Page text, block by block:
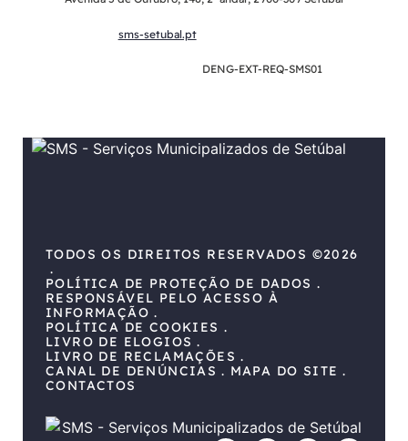
sms-setubal.pt
DENG-EXT-REQ-SMS01
TODOS OS DIREITOS RESERVADOS ©2026
POLÍTICA DE PROTEÇÃO DE DADOS
RESPONSÁVEL PELO ACESSO À
INFORMAÇÃO
POLÍTICA DE COOKIES
LIVRO DE ELOGIOS
LIVRO DE RECLAMAÇÕES
CANAL DE DENÚNCIAS
MAPA DO SITE
CONTACTOS